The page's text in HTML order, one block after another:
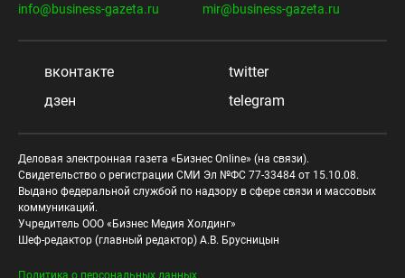
info@business-gazeta.ru
mir@business-gazeta.ru
вконтакте
twitter
дзен
telegram
Деловая электронная газета «Бизнес Online» (на связи).
Свидетельство о регистрации СМИ Эл №ФС 77-33484 от 15.10.08.
Выдано федеральной службой по надзору в сфере связи и массовых
коммуникаций.
Учредитель ООО «Бизнес Медия Холдинг»
Шеф-редактор (главный редактор) А.В. Брусницын
Политика о персональных данных